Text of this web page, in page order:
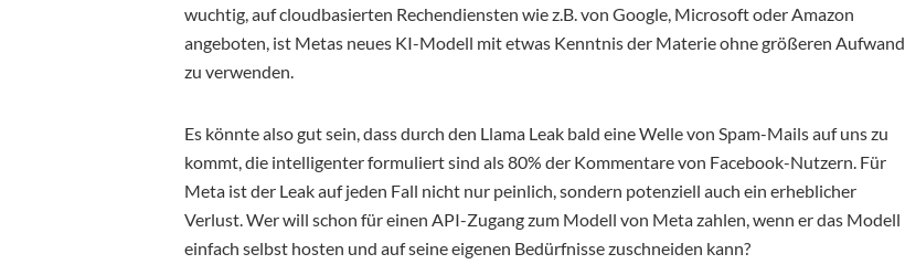
wuchtig, auf cloudbasierten Rechendiensten wie z.B. von Google, Microsoft oder Amazon
angeboten, ist Metas neues KI-Modell mit etwas Kenntnis der Materie ohne größeren Aufwand
zu verwenden.
Es könnte also gut sein, dass durch den Llama Leak bald eine Welle von Spam-Mails auf uns zu
kommt, die intelligenter formuliert sind als 80% der Kommentare von Facebook-Nutzern. Für
Meta ist der Leak auf jeden Fall nicht nur peinlich, sondern potenziell auch ein erheblicher
Verlust. Wer will schon für einen API-Zugang zum Modell von Meta zahlen, wenn er das Modell
einfach selbst hosten und auf seine eigenen Bedürfnisse zuschneiden kann?